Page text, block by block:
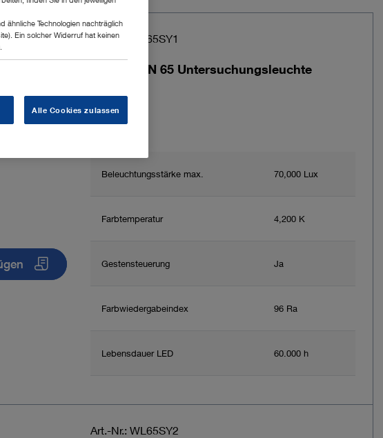
Art.-Nr.: WL65SY1
LEDVISION 65 Untersuchungsleuchte
Beleuchtungsstärke max. 70,000 Lux
Farbtemperatur 4,200 K
Gestensteuerung Ja
Farbwiedergabeindex 96 Ra
Lebensdauer LED 60.000 h
Art.-Nr.: WL65SY2
ähnliche Technologien nachträglich
Ein solcher Widerruf hat keinen
Alle Cookies zulassen